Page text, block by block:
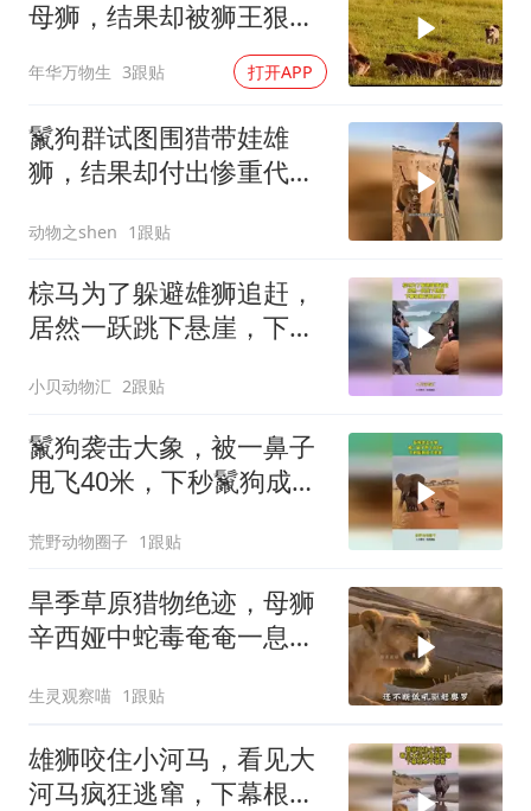
母狮，结果却被狮王狠狠
年华万物生 3跟贴 打开APP
鬣狗群试图围猎带娃雄
狮，结果却付出惨重代
动物之shen 1跟贴
棕马为了躲避雄狮追赶，
居然一跃跳下悬崖，下幕
小贝动物汇 2跟贴
鬣狗袭击大象，被一鼻子
甩飞40米，下秒鬣狗成了
荒野动物圈子 1跟贴
旱季草原猎物绝迹，母狮
辛西娅中蛇毒奄奄一息，
以自身皮肉续命爱妻
生灵观察喵 1跟贴
雄狮咬住小河马，看见大
河马疯狂逃窜，下幕根本